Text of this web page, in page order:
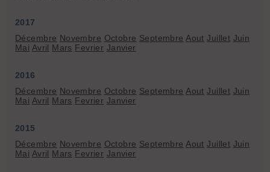
2017
Décembre Novembre Octobre Septembre Aout Juillet Juin
Mai Avril Mars Fevrier Janvier
2016
Décembre Novembre Octobre Septembre Aout Juillet Juin
Mai Avril Mars Fevrier Janvier
2015
Décembre Novembre Octobre Septembre Aout Juillet Juin
Mai Avril Mars Fevrier Janvier